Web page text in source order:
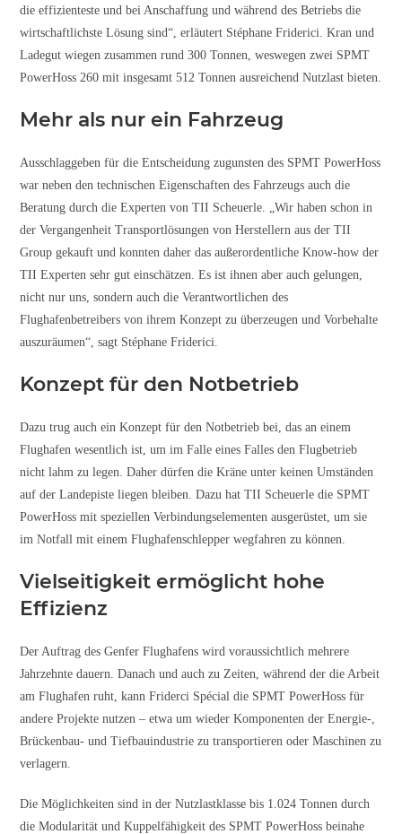
die effizienteste und bei Anschaffung und während des Betriebs die
wirtschaftlichste Lösung sind“, erläutert Stéphane Friderici. Kran und
Ladegut wiegen zusammen rund 300 Tonnen, weswegen zwei SPMT
PowerHoss 260 mit insgesamt 512 Tonnen ausreichend Nutzlast bieten.
Mehr als nur ein Fahrzeug
Ausschlaggeben für die Entscheidung zugunsten des SPMT PowerHoss
war neben den technischen Eigenschaften des Fahrzeugs auch die
Beratung durch die Experten von TII Scheuerle. „Wir haben schon in
der Vergangenheit Transportlösungen von Herstellern aus der TII
Group gekauft und konnten daher das außerordentliche Know-how der
TII Experten sehr gut einschätzen. Es ist ihnen aber auch gelungen,
nicht nur uns, sondern auch die Verantwortlichen des
Flughafenbetreibers von ihrem Konzept zu überzeugen und Vorbehalte
auszuräumen“, sagt Stéphane Friderici.
Konzept für den Notbetrieb
Dazu trug auch ein Konzept für den Notbetrieb bei, das an einem
Flughafen wesentlich ist, um im Falle eines Falles den Flugbetrieb
nicht lahm zu legen. Daher dürfen die Kräne unter keinen Umständen
auf der Landepiste liegen bleiben. Dazu hat TII Scheuerle die SPMT
PowerHoss mit speziellen Verbindungselementen ausgerüstet, um sie
im Notfall mit einem Flughafenschlepper wegfahren zu können.
Vielseitigkeit ermöglicht hohe
Effizienz
Der Auftrag des Genfer Flughafens wird voraussichtlich mehrere
Jahrzehnte dauern. Danach und auch zu Zeiten, während der die Arbeit
am Flughafen ruht, kann Friderci Spécial die SPMT PowerHoss für
andere Projekte nutzen – etwa um wieder Komponenten der Energie-,
Brückenbau- und Tiefbauindustrie zu transportieren oder Maschinen zu
verlagern.
Die Möglichkeiten sind in der Nutzlastklasse bis 1.024 Tonnen durch
die Modularität und Kuppelfähigkeit des SPMT PowerHoss beinahe